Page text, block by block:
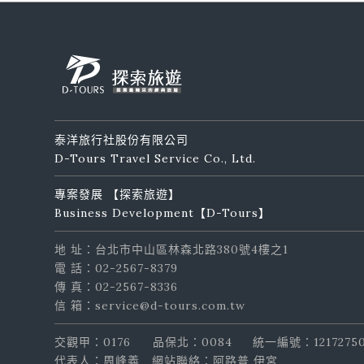
泰洋旅行社股份有限公司
D-Tours Travel Service Co., Ltd.
專案發展 【探索旅遊】
Business Development【D-Tours】
地 址：台北市中山區林森北路380號4樓之1
電 話：02-2567-8379
傳 真：02-2567-8336
信 箱：service@d-tours.com.tw
交觀甲：0176 品保北：0084
統一編號：
代表人：周峰義
網站聯絡：阿路普 伊宮